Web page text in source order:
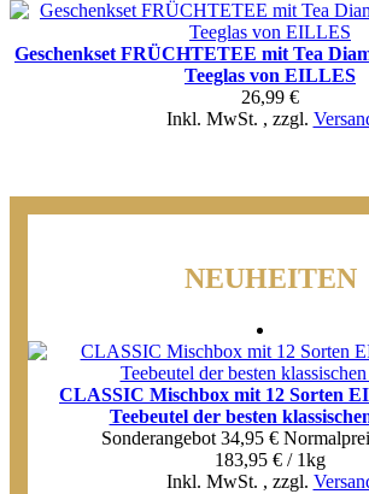
Geschenkset FRÜCHTETEE mit Tea
Teeglas von EILLES
26,99 €
Inkl. MwSt. , zzgl.
NEUHEITEN
CLASSIC Mischbox mit 12 Sorten
Teebeutel der besten
Sonderangebot 34,95 €
183,95 € / 1kg
Inkl. MwSt. , zzgl.